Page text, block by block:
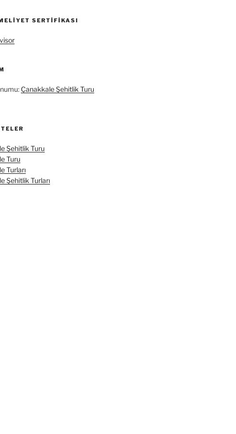
SERTIFIKASI
Çanakkale Şehitlik Turu
Şehitlik Turu
Turu
Turları
Şehitlik Turları